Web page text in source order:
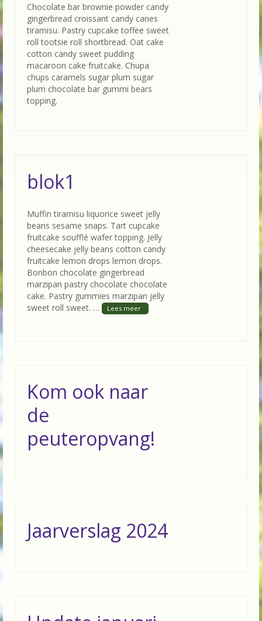
Chocolate bar brownie powder candy
gingerbread croissant candy canes
tiramisu. Pastry cupcake toffee sweet
roll tootsie roll shortbread. Oat cake
cotton candy sweet pudding
macaroon cake fruitcake. Chupa
chups caramels sugar plum sugar
plum chocolate bar gummi bears
topping.
blok1
Muffin tiramisu liquorice sweet jelly
beans sesame snaps. Tart cupcake
fruitcake soufflé wafer topping. Jelly
cheesecake jelly beans cotton candy
fruitcake lemon drops lemon drops.
Bonbon chocolate gingerbread
marzipan pastry chocolate chocolate
cake. Pastry gummies marzipan jelly
sweet roll sweet. …
Kom ook naar
de
peuteropvang!
Jaarverslag 2024